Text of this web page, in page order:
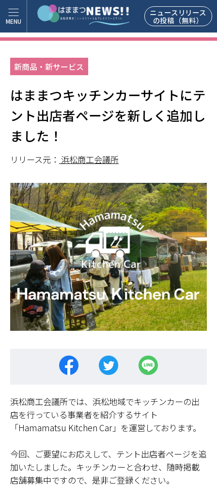
ニュースリリース
の投稿（無料）
新商品・新サービス
はままつキッチンカーサイトにテ
ント出店者ページを新しく追加し
ました！
リリース元： 浜松商工会議所
浜松商工会議所では、浜松地域でキッチンカーの出
店を行っている事業者を紹介するサイト
「Hamamatsu Kitchen Car」を運営しております。
今回、ご要望にお応えして、テント出店者ページを追
加いたしました。キッチンカーと合わせ、随時掲載
店舗募集中ですので、是非ご登録ください。